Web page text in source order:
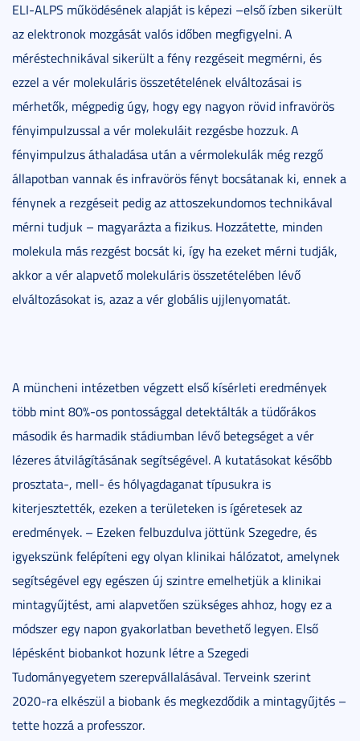
ELI-ALPS működésének alapját is képezi –első ízben sikerült
az elektronok mozgását valós időben megfigyelni. A
méréstechnikával sikerült a fény rezgéseit megmérni, és
ezzel a vér molekuláris összetételének elváltozásai is
mérhetők, mégpedig úgy, hogy egy nagyon rövid infravörös
fényimpulzussal a vér molekuláit rezgésbe hozzuk. A
fényimpulzus áthaladása után a vérmolekulák még rezgő
állapotban vannak és infravörös fényt bocsátanak ki, ennek a
fénynek a rezgéseit pedig az attoszekundomos technikával
mérni tudjuk – magyarázta a fizikus. Hozzátette, minden
molekula más rezgést bocsát ki, így ha ezeket mérni tudják,
akkor a vér alapvető molekuláris összetételében lévő
elváltozásokat is, azaz a vér globális ujjlenyomatát.
A müncheni intézetben végzett első kísérleti eredmények
több mint 80%-os pontossággal detektálták a tüdőrákos
második és harmadik stádiumban lévő betegséget a vér
lézeres átvilágításának segítségével. A kutatásokat később
prosztata-, mell- és hólyagdaganat típusukra is
kiterjesztették, ezeken a területeken is ígéretesek az
eredmények. – Ezeken felbuzdulva jöttünk Szegedre, és
igyekszünk felépíteni egy olyan klinikai hálózatot, amelynek
segítségével egy egészen új szintre emelhetjük a klinikai
mintagyűjtést, ami alapvetően szükséges ahhoz, hogy ez a
módszer egy napon gyakorlatban bevethető legyen. Első
lépésként biobankot hozunk létre a Szegedi
Tudományegyetem szerepvállalásával. Terveink szerint
2020-ra elkészül a biobank és megkezdődik a mintagyűjtés –
tette hozzá a professzor.